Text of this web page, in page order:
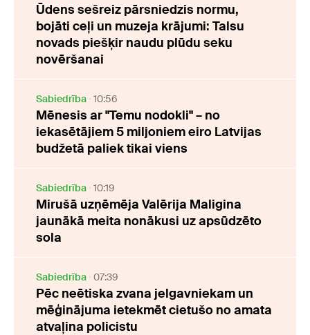
Ūdens sešreiz pārsniedzis normu,
bojāti ceļi un muzeja krājumi: Talsu
novads piešķir naudu plūdu seku
novēršanai
Sabiedrība 10:56
Mēnesis ar "Temu nodokli" – no
iekasētājiem 5 miljoniem eiro Latvijas
budžetā paliek tikai viens
Sabiedrība 10:19
Mirušā uzņēmēja Valērija Maligina
jaunākā meita nonākusi uz apsūdzēto
sola
Sabiedrība 07:39
Pēc neētiska zvana jelgavniekam un
mēģinājuma ietekmēt cietušo no amata
atvaļina policistu